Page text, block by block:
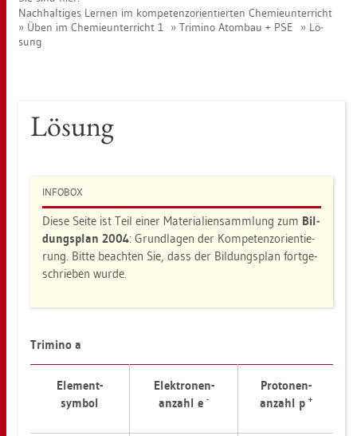
Nach­hal­ti­ges Ler­nen im kom­pe­tenz­ori­en­tier­ten Che­mie­un­ter­richt
Üben im Che­mie­un­ter­richt 1
Tri­mi­no Atom­bau + PSE
Lö­
sung
Lö­sung
IN­FO­BOX
Diese Seite ist Teil einer Ma­te­ria­li­en­samm­lung zum Bil­
dungs­plan 2004: Grund­la­gen der Kom­pe­tenz­ori­en­tie­
rung. Bitte be­ach­ten Sie, dass der Bil­dungs­plan fort­ge­
schrie­ben wurde.
Tri­mi­no a
Ele­ment-
sym­bol
Elek­tro­nen-
an­zahl e -
Pro­to­nen-
an­zahl p +